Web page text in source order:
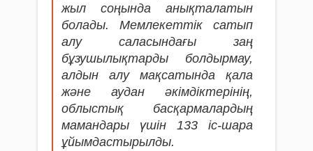
жыл соңында анықталатын
болады. Мемлекеттік сатып
алу саласындағы заң
бұзушылықтарды болдырмау,
алдын алу мақсатында қала
және аудан әкімдіктерінің,
облыстық басқармалардың
мамандары үшін 133 іс-шара
ұйымдастырылды.